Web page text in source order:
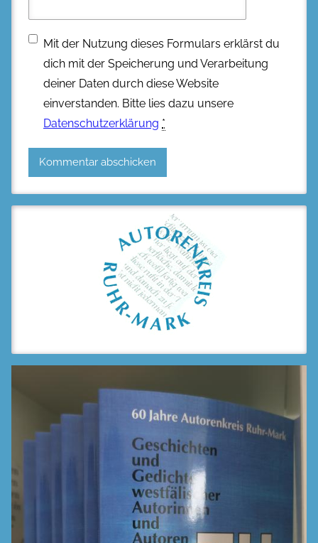
Mit der Nutzung dieses Formulars erklärst du
dich mit der Speicherung und Verarbeitung
deiner Daten durch diese Website
einverstanden. Bitte lies dazu unsere
Datenschutzerklärung *